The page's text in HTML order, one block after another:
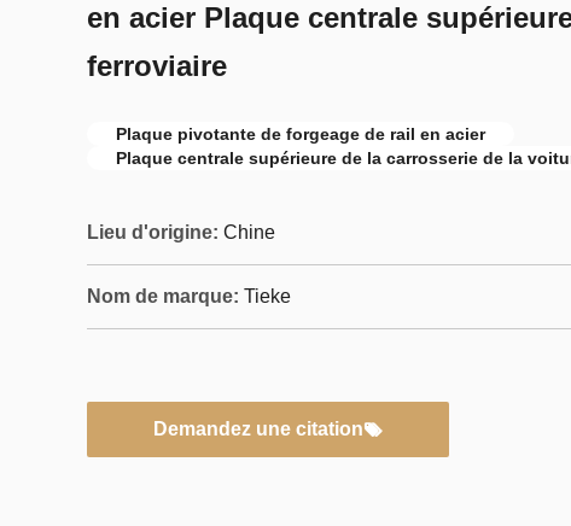
en acier Plaque centrale
ferroviaire
Plaque pivotante de forgeage de rail en acier
Plaque centrale supérieure de la carrosserie de la
Lieu d'origine: Chine
Nom de marque: Tieke
Demandez une citation